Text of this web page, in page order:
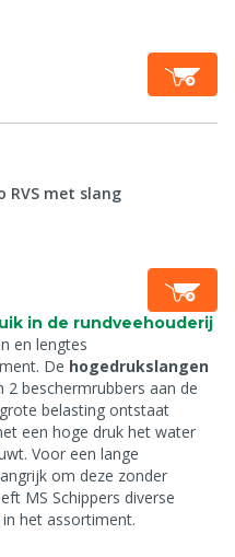
RVS met slang
in de rundveehouderij
en lengtes
De hogedrukslangen
2 beschermrubbers aan de
belasting ontstaat
een hoge druk het water
Voor een lange
om deze zonder
MS Schippers diverse
in het assortiment.